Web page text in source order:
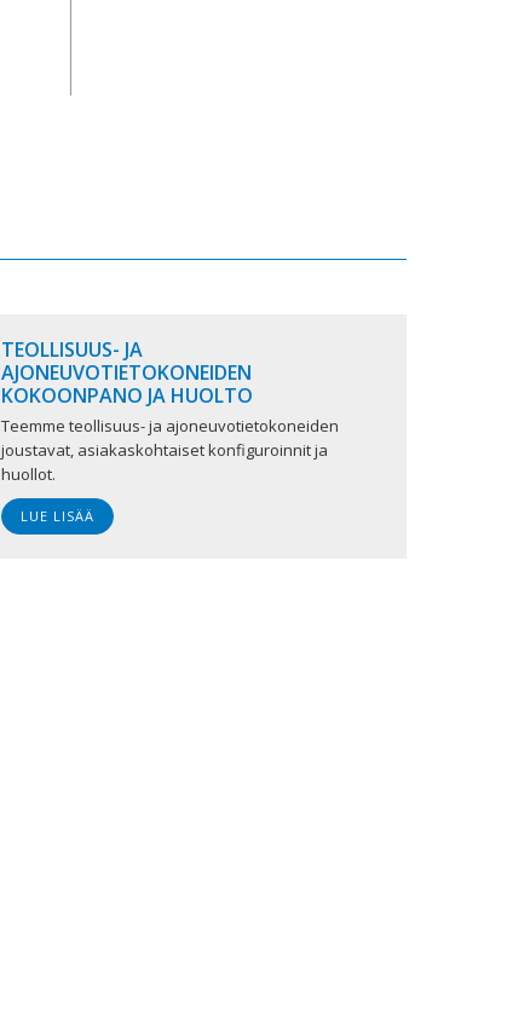
TEOLLISUUS- JA
AJONEUVOTIETOKONEIDEN
KOKOONPANO JA HUOLTO
Teemme teollisuus- ja ajoneuvotietokoneiden
joustavat, asiakaskohtaiset konfiguroinnit ja
huollot.
LUE LISÄÄ